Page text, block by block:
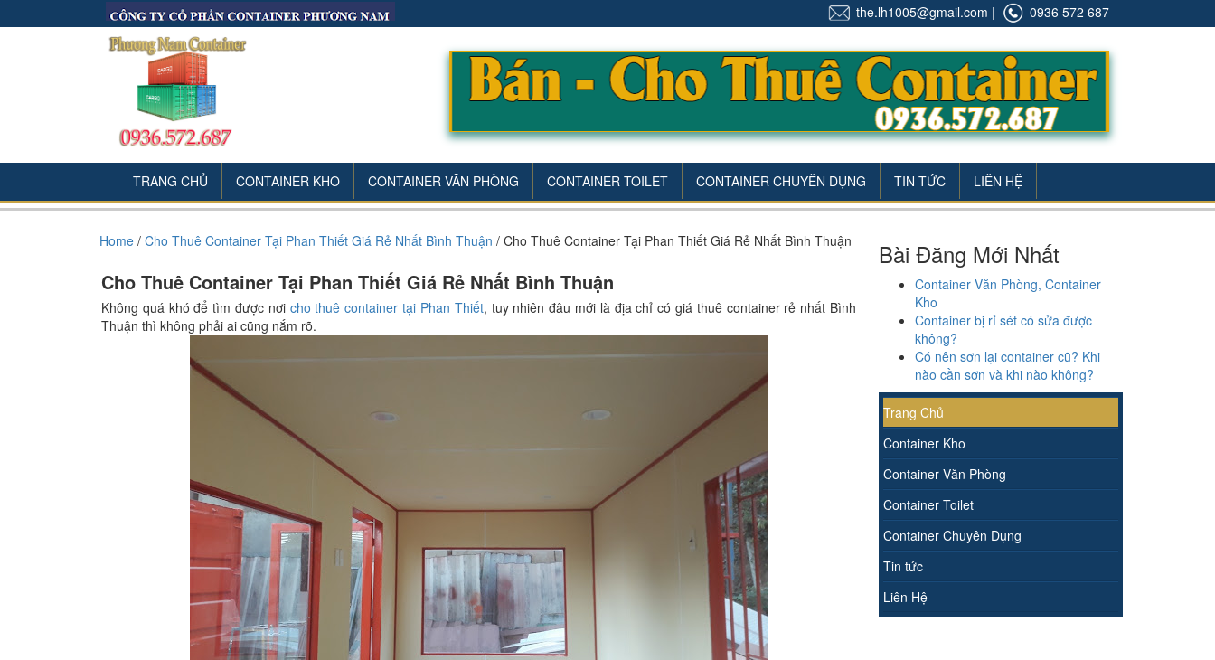
the.lh1005@gmail.com | 0936 572 687
TRANG CHỦ CONTAINER KHO CONTAINER VĂN PHÒNG CONTAINER TOILET CONTAINER CHUYÊN DỤNG TIN TỨC LIÊN HỆ
Home / Cho Thuê Container Tại Phan Thiết Giá Rẻ Nhất Bình Thuận / Cho Thuê Container Tại Phan Thiết Giá Rẻ Nhất Bình Thuận
Cho Thuê Container Tại Phan Thiết Giá Rẻ Nhất Bình Thuận
Không quá khó để tìm được nơi cho thuê container tại Phan Thiết, tuy nhiên đâu mới là địa chỉ có giá thuê container rẻ nhất Bình
Thuận thì không phải ai cũng nắm rõ.
Bài Đăng Mới Nhất
Container Văn Phòng, Container
Kho
Container bị rỉ sét có sửa được
không?
Có nên sơn lại container cũ? Khi
nào cần sơn và khi nào không?
Trang Chủ
Container Kho
Container Văn Phòng
Container Toilet
Container Chuyên Dụng
Tin tức
Liên Hệ